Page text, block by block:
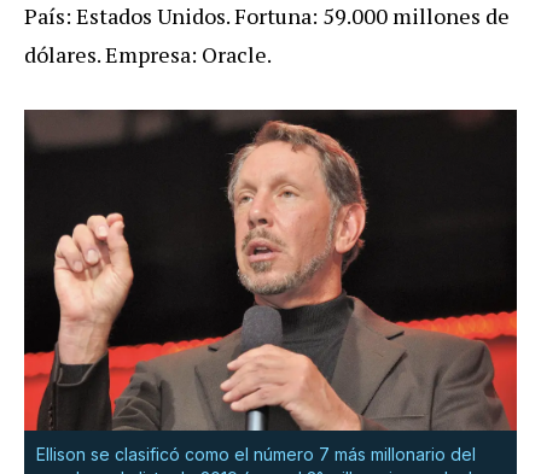
País: Estados Unidos. Fortuna: 59.000 millones de
dólares. Empresa: Oracle.
Ellison se clasificó como el número 7 más millonario del